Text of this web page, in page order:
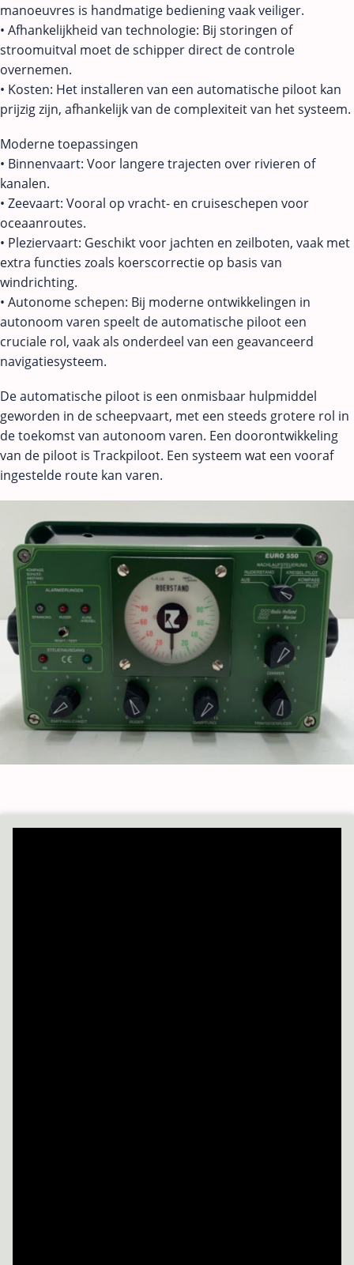
manoeuvres is handmatige bediening vaak veiliger.
• Afhankelijkheid van technologie: Bij storingen of
stroomuitval moet de schipper direct de controle
overnemen.
• Kosten: Het installeren van een automatische piloot kan
prijzig zijn, afhankelijk van de complexiteit van het systeem.
Moderne toepassingen
• Binnenvaart: Voor langere trajecten over rivieren of
kanalen.
• Zeevaart: Vooral op vracht- en cruiseschepen voor
oceaanroutes.
• Pleziervaart: Geschikt voor jachten en zeilboten, vaak met
extra functies zoals koerscorrectie op basis van
windrichting.
• Autonome schepen: Bij moderne ontwikkelingen in
autonoom varen speelt de automatische piloot een
cruciale rol, vaak als onderdeel van een geavanceerd
navigatiesysteem.
De automatische piloot is een onmisbaar hulpmiddel
geworden in de scheepvaart, met een steeds grotere rol in
de toekomst van autonoom varen. Een doorontwikkeling
van de piloot is Trackpiloot. Een systeem wat een vooraf
ingestelde route kan varen.